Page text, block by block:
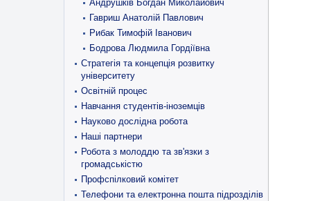
Андрушків Богдан Миколайович
Гавриш Анатолій Павлович
Рибак Тимофій Іванович
Бодрова Людмила Гордіївна
Стратегія та концепція розвитку
університету
Освітній процес
Навчання студентів-іноземців
Науково дослідна робота
Наші партнери
Робота з молоддю та зв'язки з
громадськістю
Профспілковий комітет
Телефони та електронна пошта підрозділів